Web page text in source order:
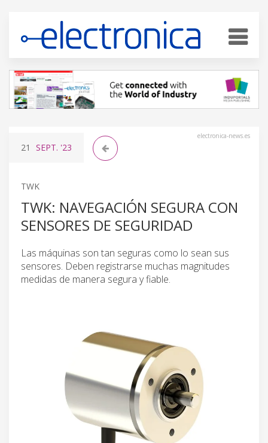
electronica-news.es
21 SEPT. '23
TWK
TWK: NAVEGACIÓN SEGURA CON
SENSORES DE SEGURIDAD
Las máquinas son tan seguras como lo sean sus
sensores. Deben registrarse muchas magnitudes
medidas de manera segura y fiable.